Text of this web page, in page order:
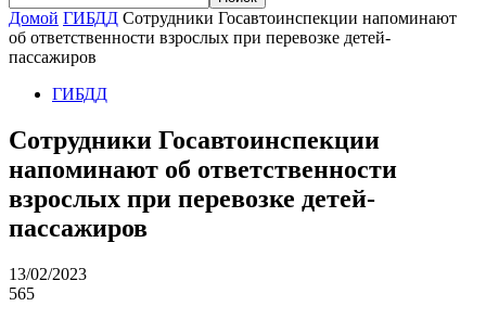
Домой ГИБДД Сотрудники Госавтоинспекции напоминают
об ответственности взрослых при перевозке детей-
пассажиров
ГИБДД
Сотрудники Госавтоинспекции
напоминают об ответственности
взрослых при перевозке детей-
пассажиров
13/02/2023
565